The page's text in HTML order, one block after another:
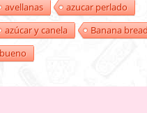
avellanas
azucar perlado
azúcar y canela
Banana